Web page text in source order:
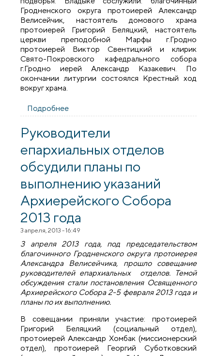
Гродненского округа протоиерей Александр
Велисейчик, настоятель домового храма
протоиерей Григорий Беляцкий, настоятель
церкви преподобной Марфы г.Гродно
протоиерей Виктор Свентицкий и клирик
Свято-Покровского кафедрального собора
г.Гродно иерей Александр Казакевич. По
окончании литургии состоялся Крестный ход
вокруг храма.
Подробнее
храме Святителя Николая Чудотворца
Руководители
епархиальных отделов
обсудили планы по
выполнению указаний
Архиерейского Собора
2013 года
3 апреля, 2013 - 16:49
3 апреля 2013 года, под председательством
благочинного Гродненского округа протоиерея
Александра Велисейчика, прошло совещание
руководителей епархиальных отделов. Темой
обсуждения стали постановления Освященного
Архиерейского Собора 2-5 февраля 2013 года и
планы по их выполнению.
В совещании приняли участие: протоиерей
Григорий Беляцкий (социальный отдел),
протоиерей Александр Хомбак (миссионерский
отдел), протоиерей Георгий Суботковский